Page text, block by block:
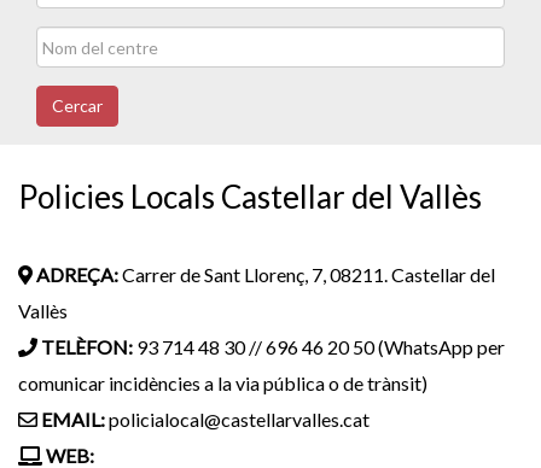
Cercar
Policies Locals Castellar del Vallès
ADREÇA:Carrer de Sant Llorenç, 7, 08211. Castellar del
Vallès
TELÈFON: 93 714 48 30 // 696 46 20 50 (WhatsApp per
comunicar incidències a la via pública o de trànsit)
EMAIL:policialocal@castellarvalles.cat
WEB: